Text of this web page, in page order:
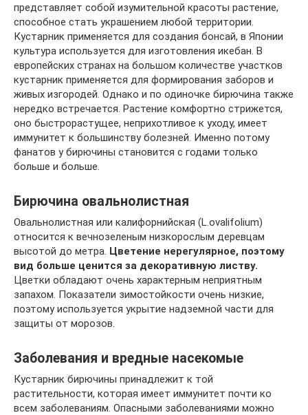
представляет собой изумительной красоты растение,
способное стать украшением любой территории.
Кустарник применяется для создания бонсай, в Японии
культура используется для изготовления икебан. В
европейских странах на большом количестве участков
кустарник применяется для формирования заборов и
живых изгородей. Однако и по одиночке бирючина также
нередко встречается. Растение комфортно стрижется,
оно быстрорастущее, неприхотливое к уходу, имеет
иммунитет к большинству болезней. Именно потому
фанатов у бирючины становится с годами только
больше и больше.
Бирючина овальнолистная
Овальнолистная или калифорнийская (L.оvаlifоlium)
относится к вечнозеленым низкорослым деревцам
высотой до метра. Цветение нерегулярное, поэтому
вид больше ценится за декоративную листву.
Цветки обладают очень характерным неприятным
запахом. Показатели зимостойкости очень низкие,
поэтому используется укрытие надземной части для
защиты от морозов.
Заболевания и вредные насекомые
Кустарник бирючины принадлежит к той
растительности, которая имеет иммунитет почти ко
всем заболеваниям. Опасными заболеваниями можно